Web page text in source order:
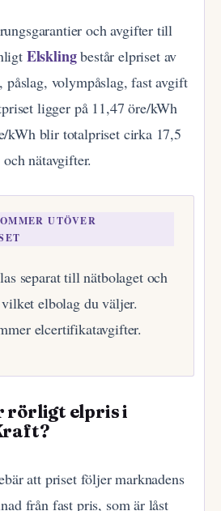
och avgifter till
Elsklingbestår elpriset av
volympåslag, fast avgift
ligger på 11,47 öre/kWh
kWh blir totalpriset cirka 17,5
nätavgifter.
UTÖVER
separat till nätbolaget och
elbolag du väljer.
elcertifikatavgifter.
rörligt elpris i
att priset följer marknadens
från fast pris, som är låst